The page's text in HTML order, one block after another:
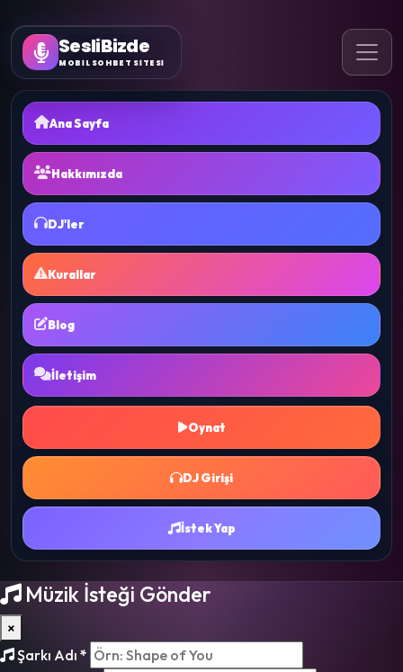
SesliBizde
MOBİL SOHBET SİTESİ
Ana Sayfa
Hakkımızda
DJ'ler
Kurallar
Blog
İletişim
Oynat
DJ Girişi
İstek Yap
Müzik İsteği Gönder
×
Şarkı Adı *